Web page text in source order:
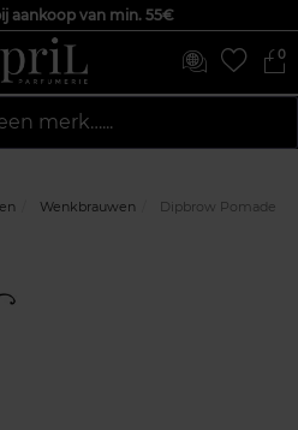
aankoop van min. 55€
0
merk…...
Wenkbrauwen Dipbrow Pomade